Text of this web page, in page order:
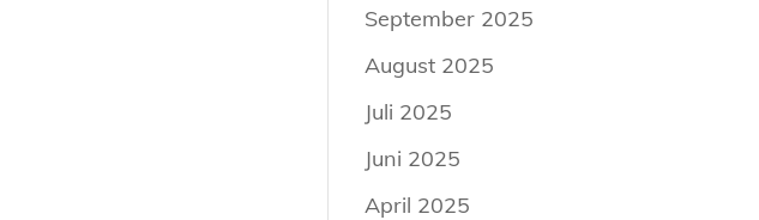
September 2025
August 2025
Juli 2025
Juni 2025
April 2025